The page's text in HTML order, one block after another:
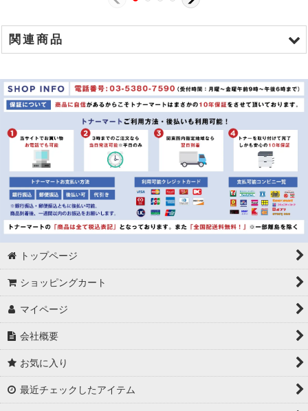
関連商品
キャノン BCI-6C シアン リサイクルインク ※3セット
\1,794
キャノン BCI-6M マゼンダ リサイクルインク ※3セット
\1,794
キャノン BCI-6Y イエロー リサイクルインク ※3セット
キャノン BCI-6BK/C/M/Y （ブラック&カラー3色） リサイク
ルインク
\2,048
トップページ
ショッピングカート
マイページ
会社概要
お気に入り
最近チェックしたアイテム